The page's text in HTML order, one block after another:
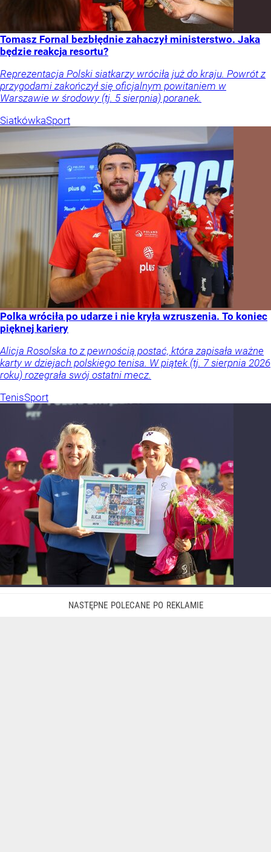
Tomasz Fornal bezbłędnie zahaczył ministerstwo. Jaka
będzie reakcja resortu?
Reprezentacja Polski siatkarzy wróciła już do kraju. Powrót z
przygodami zakończył się oficjalnym powitaniem w
Warszawie w środowy (tj. 5 sierpnia) poranek.
SiatkówkaSport
Polka wróciła po udarze i nie kryła wzruszenia. To koniec
pięknej kariery
Alicja Rosolska to z pewnością postać, która zapisała ważne
karty w dziejach polskiego tenisa. W piątek (tj. 7 sierpnia 2026
roku) rozegrała swój ostatni mecz.
TenisSport